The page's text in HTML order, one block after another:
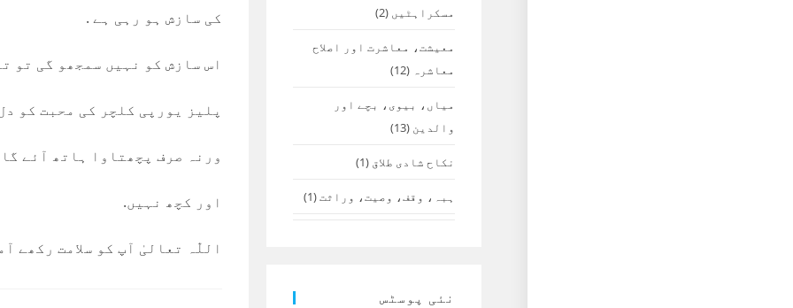
کی سازش ہو رہی ہے .
اس سازش کو نہیں سمجھو گی تو
پلیز یورپی کلچر کی محبت کو
ورنہ صرف پچھتاوا ہاتھ آئے گا
اور کچھ نہیں.
اللّٰہ تعالیٰ آپ کو سلامت رکھے
مسکراہٹیں (2)
معیشت، معاشرت اور اصلاح
معاشرہ (12)
میاں، بیوی، بچے اور
والدین (13)
نکاح شادی طلاق (1)
ہبہ، وقف، وصیت، وراثت(1)
نئی پوسٹس